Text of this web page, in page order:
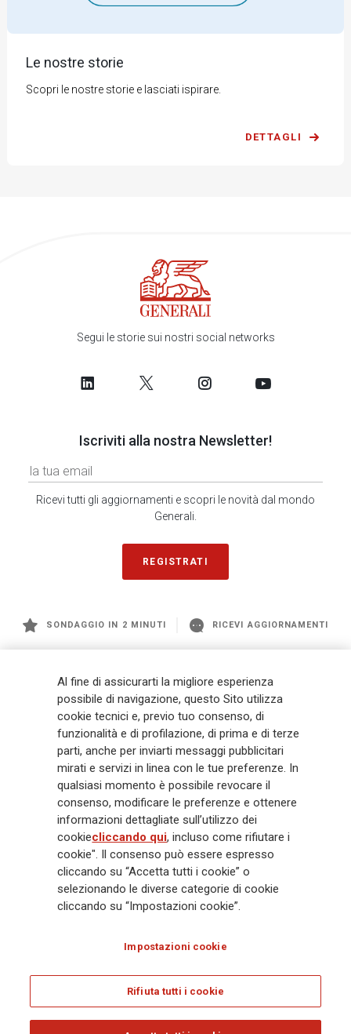
Le nostre storie
Scopri le nostre storie e lasciati ispirare.
DETTAGLI
Segui le storie sui nostri social networks
Iscriviti alla nostra Newsletter!
Ricevi tutti gli aggiornamenti e scopri le novità dal mondo
Generali.
REGISTRATI
SONDAGGIO IN 2 MINUTI RICEVI AGGIORNAMENTI
management a livello globale, con premi complessivi pari a € 98,1
miliardi e € 900 miliardi di AUM nel 2025. Fondato nel 1831, con oltre 88
mila dipendenti e 163 mila agenti che servono 75 milioni di clienti, il
Gruppo ha una posizione di leadership in Europa e una presenza
crescente in Asia e America. Al centro della strategia di Generali c'è il suo
impegno Lifetime Partner verso i clienti, realizzato attraverso soluzioni
innovative e personalizzate, un'esperienza cliente di prima classe e le sue
capacità di distribuzione globale digitalizzata. Il Gruppo ha
completamente integrato la sostenibilità in tutte le scelte strategiche, con
l'obiettivo di creare valore per tutti gli stakeholder mentre costruisce una
società più equa e resiliente.
Legal Info Cookie Policy Privacy & GDPR
Al fine di assicurarti la migliore esperienza
possibile di navigazione, questo Sito utilizza
cookie tecnici e, previo tuo consenso, di
funzionalità e di profilazione, di prima e di terze
parti, anche per inviarti messaggi pubblicitari
mirati e servizi in linea con le tue preferenze. In
qualsiasi momento è possibile revocare il
consenso, modificare le preferenze e ottenere
informazioni dettagliate sull’utilizzo dei
cookiecliccando qui, incluso come rifiutare i
cookie". Il consenso può essere espresso
cliccando su “Accetta tutti i cookie” o
selezionando le diverse categorie di cookie
cliccando su “Impostazioni cookie”.
Impostazioni cookie
Rifiuta tutti i cookie